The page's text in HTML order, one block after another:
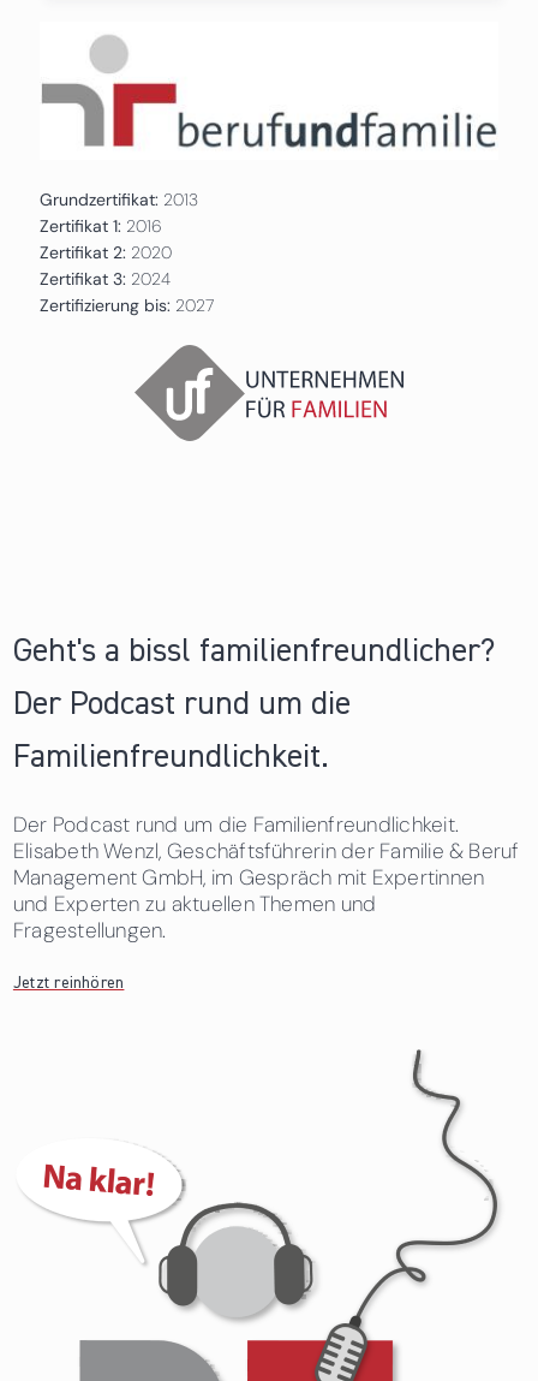
Grundzertifikat: 2013
Zertifikat 1: 2016
Zertifikat 2: 2020
Zertifikat 3: 2024
Zertifizierung bis: 2027
Geht's a bissl familienfreundlicher?
Der Podcast rund um die
Familienfreundlichkeit.
Der Podcast rund um die Familienfreundlichkeit.
Elisabeth Wenzl, Geschäftsführerin der Familie & Beruf
Management GmbH, im Gespräch mit Expertinnen
und Experten zu aktuellen Themen und
Fragestellungen.
Jetzt reinhören